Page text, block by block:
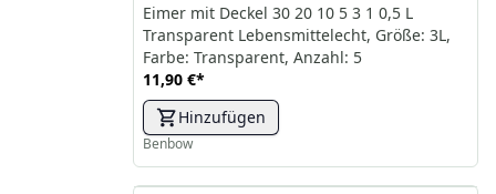
Eimer mit Deckel 30 20 10 5 3 1 0,5 L
Transparent Lebensmittelecht, Größe: 3L,
Farbe: Transparent, Anzahl: 5
11,90 €*
Hinzufügen
Benbow